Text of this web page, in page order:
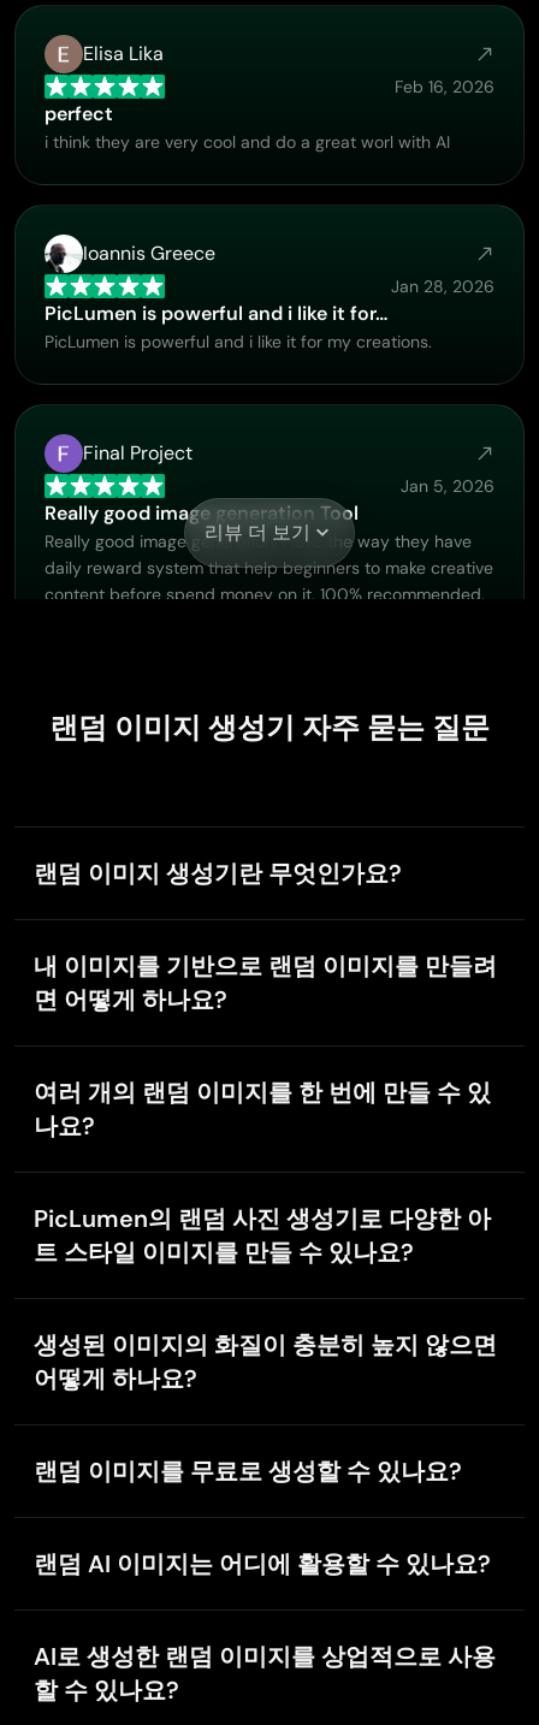
Elisa Lika
Feb 16, 2026
perfect
i think they are very cool and do a great worl with AI
Ioannis Greece
Jan 28, 2026
PicLumen is powerful and i like it for…
PicLumen is powerful and i like it for my creations.
Final Project
Jan 5, 2026
Really good image generation Tool
Really good image generation. I love the way they have
daily reward system that help beginners to make creative
content before spend money on it. 100% recommended.
Jan 4, 2026
the image quality is very high, the most important, it is
jobs, like other's creation, welcome to joint and create
your job, a goog platform for making money using the
best ai tool
Ava Athel
Quite good quality on this website
Nov 16, 2025
like is aesy to used
how is all. thanks
리뷰 더 보기
랜덤 이미지 생성기 자주 묻는 질문
랜덤 이미지 생성기란 무엇인가요?
랜덤 이미지 생성기는 프롬프트, 스타일, 선택한 카테고
입니다. 사용자가 일일이 디자인하지 않아도 새로운 비
주얼 아이디어를 탐색할 수 있도록 도와줍니다.
내 이미지를 기반으로 랜덤 이미지를 만들려
면 어떻게 하나요?
PicLumen의 "Image-to-Image" 기능을 사용해 랜덤 이
타일이나 랜덤 정도를 조절한 뒤 "Generate"를 클릭하면
됩니다.
여러 개의 랜덤 이미지를 한 번에 만들 수 있
나요?
네! PicLumen의 랜덤 이미지 생성기를 사용하면 한 번의
습니다. 이를 통해 다양한 변형을 빠르게 비교하고, 크리
에이티브 비전에 가장 잘 맞는 결과를 찾을 수 있습니다.
PicLumen의 랜덤 사진 생성기로 다양한 아
트 스타일 이미지를 만들 수 있나요?
네! PicLumen의 랜덤 사진 생성기는 사진, 디지털 아트,
는 스타일을 지정하면, 그 취향에 맞는 랜덤 이미지를 생
성해 줍니다.
생성된 이미지의 화질이 충분히 높지 않으면
어떻게 하나요?
생성된 이미지가 선명하지 않다고 느껴진다면, Image
수 있습니다. 이 도구를 이용하면 디테일을 잃지 않고 이
랜덤 이미지를 무료로 생성할 수 있나요?
네. PicLumen은 매일 10개의 무료 Lumen을 제공해 AI
선결제 비용 없이도 다양한 프롬프트, 스타일, 크리에이
랜덤 AI 이미지는 어디에 활용할 수 있나요?
랜덤 AI 이미지는 소셜 미디어 콘텐츠, 디자인 영감, 프레
개인 창작 프로젝트 등에 활용할 수 있습니다.
AI로 생성한 랜덤 이미지를 상업적으로 사용
할 수 있나요?